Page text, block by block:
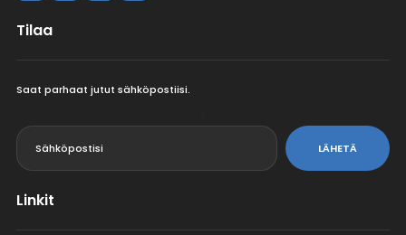
Tilaa
Saat parhaat jutut sähköpostiisi.
LÄHETÄ
Linkit